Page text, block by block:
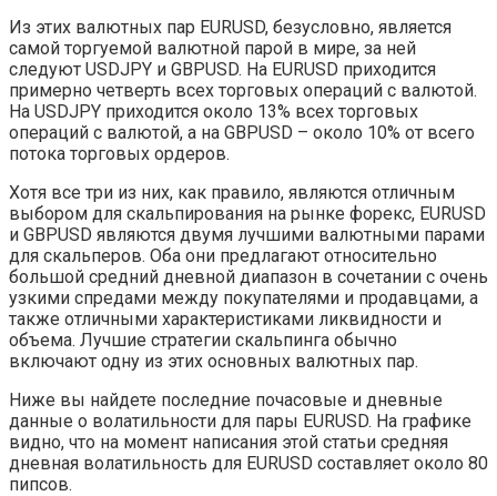
Из этих валютных пар EURUSD, безусловно, является
самой торгуемой валютной парой в мире, за ней
следуют USDJPY и GBPUSD. На EURUSD приходится
примерно четверть всех торговых операций с валютой.
На USDJPY приходится около 13% всех торговых
операций с валютой, а на GBPUSD – около 10% от всего
потока торговых ордеров.
Хотя все три из них, как правило, являются отличным
выбором для скальпирования на рынке форекс, EURUSD
и GBPUSD являются двумя лучшими валютными парами
для скальперов. Оба они предлагают относительно
большой средний дневной диапазон в сочетании с очень
узкими спредами между покупателями и продавцами, а
также отличными характеристиками ликвидности и
объема. Лучшие стратегии скальпинга обычно
включают одну из этих основных валютных пар.
Ниже вы найдете последние почасовые и дневные
данные о волатильности для пары EURUSD. На графике
видно, что на момент написания этой статьи средняя
дневная волатильность для EURUSD составляет около 80
пипсов.